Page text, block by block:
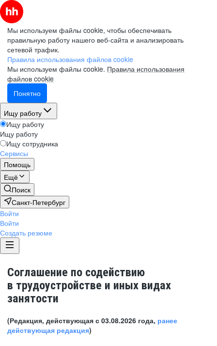
Мы используем файлы cookie, чтобы обеспечивать
правильную работу нашего веб-сайта и анализировать
сетевой трафик.
Правила использования файлов cookie
Мы используем файлы cookie. Правила использования
файлов cookie
Понятно
Ищу работу
Ищу работу
Ищу работу
Ищу сотрудника
Сервисы
Помощь
Ещё
Поиск
Санкт-Петербург
Войти
Войти
Создать резюме
Соглашение по содействию
в трудоустройстве и иных видах
занятости
(Редакция, действующая с 03.08.2026 года, ранее
действующая редакция)